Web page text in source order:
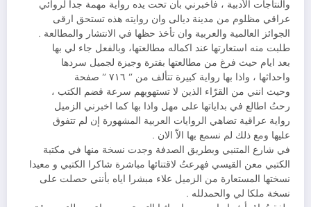
والنتاجات الأدبية ، فأخبرني بأن تحت يده رواية مهمة جدا لروائي
عراقي مظلوم من مدينة ديالى وان روايته هذه تستحق ارقى
الجوائز العالمية والعربية وان تأخذ حظها في الانتشار والمطالعة .
طلبت منه استعارتها عند اكماله مطالعتها، وبالفعل جاء لي بها
بعد ايام حيث فرغ من مطالعتها بفترة وجيزة لجميل سردها
واحداثها ، واذا بها رواية كبيرة تتألف من ” ٧١٦ ” صفحة
وحيث انني من القرّاء الذين لا تستهويهم سرعة قضم الكتب ،
رحتُ اطالع في بداياتها على مهل واذا بها كما اخبرني الزميل
رواية عراقية تضاهي الروايات العربية المشهورة إن لم تتفوق
عليها ومع ذلك لم نسمع بها الاّ الان .
في شارع المتنبي وبطريق الصدفة وجدت نسخة منها في مكتبة
الكتبي معن القيسي فهرعتُ لاقتنائها مباشرة شاكرا الكتبي و معيدا
نسختها المستعارة من الزميل علاء مبشرا اياه بأنني حصلت على
نسخة ملكا لي والحمدلله .